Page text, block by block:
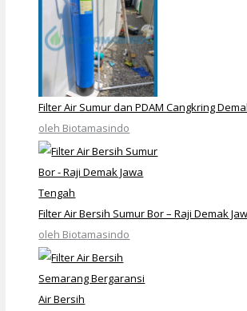
Filter Air Sumur dan PDAM Cangkring
oleh Biotamasindo
Filter Air Bersih Sumur Bor – Raji Demak
oleh Biotamasindo